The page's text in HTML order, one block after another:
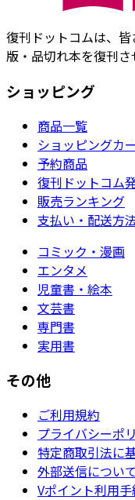
復刊ドットコムは、
版・品切れ本を復刊さ
ショッピング
商品一覧
ショッピングカ
予約商品
復刊ドットコム
販売ランキング
支払い・配送方
コミック・漫画
エンタメ
児童書・絵本
文芸書
専門書
実用書
その他
ご利用規約
プライバシーポ
特定商取引法に
外部送信について
Vポイント利用手